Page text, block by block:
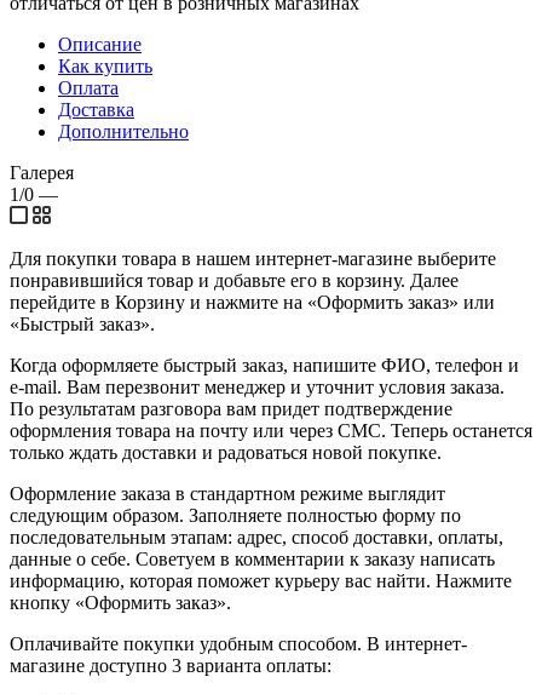
Описание
Как купить
Оплата
Доставка
Дополнительно
Галерея
1/0 —
Для покупки товара в нашем интернет-магазине выберите
понравившийся товар и добавьте его в корзину. Далее
перейдите в Корзину и нажмите на «Оформить заказ» или
«Быстрый заказ».
Когда оформляете быстрый заказ, напишите ФИО, телефон и
e-mail. Вам перезвонит менеджер и уточнит условия заказа.
По результатам разговора вам придет подтверждение
оформления товара на почту или через СМС. Теперь останется
только ждать доставки и радоваться новой покупке.
Оформление заказа в стандартном режиме выглядит
следующим образом. Заполняете полностью форму по
последовательным этапам: адрес, способ доставки, оплаты,
данные о себе. Советуем в комментарии к заказу написать
информацию, которая поможет курьеру вас найти. Нажмите
кнопку «Оформить заказ».
Оплачивайте покупки удобным способом. В интернет-
магазине доступно 3 варианта оплаты: